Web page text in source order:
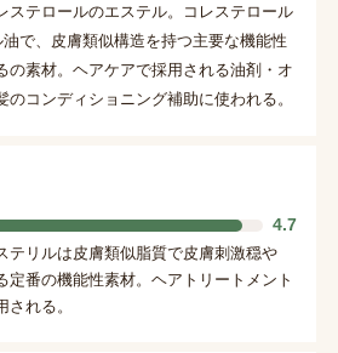
ステロールのエステル。コレステロール
で、皮膚類似構造を持つ主要な機能性
の素材。ヘアケアで採用される油剤・オ
のコンディショニング補助に使われる。
4.7
テリルは皮膚類似脂質で皮膚刺激穏や
定番の機能性素材。ヘアトリートメント
れる。